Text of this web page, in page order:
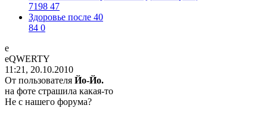
7198 47
Здоровье после 40
84 0
е
еQWERTY
11:21, 20.10.2010
От пользователя Йо-Йо.
на фоте страшила какая-то
Не с нашего форума?